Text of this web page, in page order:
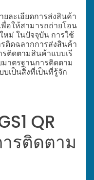
ยละเอียดการส่งสินค้า
พื่อให้สามารถถ่ายโอน
หม่ ในปัจจุบัน การใช้
ติดฉลากการส่งสินค้า
ติดตามสินค้าแบบเรี
มาตรฐานการติดตาม
เป็นสิ่งที่เป็นที่รู้จัก
QR
รติดตาม